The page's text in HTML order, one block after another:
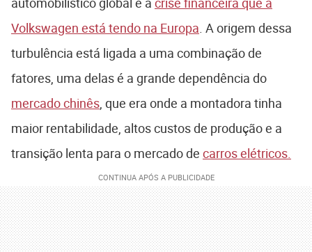
Volkswagen está tendo na Europa. A origem dessa
turbulência está ligada a uma combinação de
fatores, uma delas é a grande dependência do
mercado chinês, que era onde a montadora tinha
maior rentabilidade, altos custos de produção e a
transição lenta para o mercado de carros elétricos.